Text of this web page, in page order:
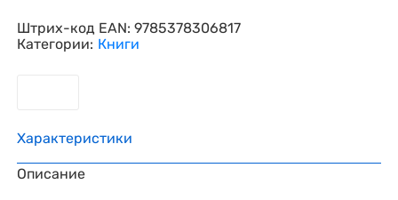
Штрих-код EAN: 9785378306817
Категории: Книги
Характеристики
Описание